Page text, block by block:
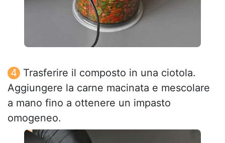
Trasferire il composto in una ciotola.
Aggiungere la carne macinata e mescolare
a mano fino a ottenere un impasto
omogeneo.